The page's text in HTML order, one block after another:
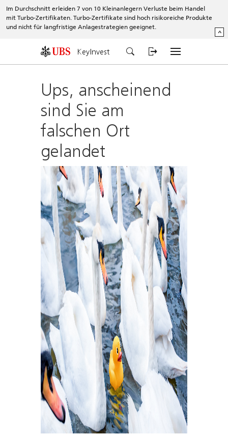
Im Durchschnitt erleiden 7 von 10 Kleinanlegern Verluste beim Handel
mit Turbo-Zertifikaten. Turbo-Zertifikate sind hoch risikoreiche Produkte
und nicht für langfristige Anlagestrategien geeignet.
^
KeyInvest
Ups, anscheinend
sind Sie am
falschen Ort
gelandet